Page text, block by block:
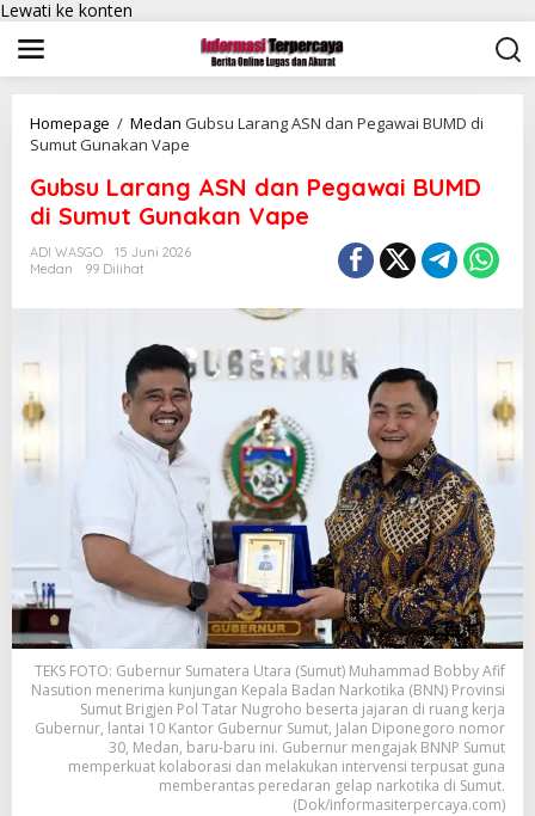
Lewati ke konten
Homepage / Medan Gubsu Larang ASN dan Pegawai BUMD di
Sumut Gunakan Vape
Gubsu Larang ASN dan Pegawai BUMD
di Sumut Gunakan Vape
ADI WASGO
15 Juni 2026
Medan
99 Dilihat
TEKS FOTO: Gubernur Sumatera Utara (Sumut) Muhammad Bobby Afif
Nasution menerima kunjungan Kepala Badan Narkotika (BNN) Provinsi
Sumut Brigjen Pol Tatar Nugroho beserta jajaran di ruang kerja
Gubernur, lantai 10 Kantor Gubernur Sumut, Jalan Diponegoro nomor
30, Medan, baru-baru ini. Gubernur mengajak BNNP Sumut
memperkuat kolaborasi dan melakukan intervensi terpusat guna
memberantas peredaran gelap narkotika di Sumut.
(Dok/informasiterpercaya.com)